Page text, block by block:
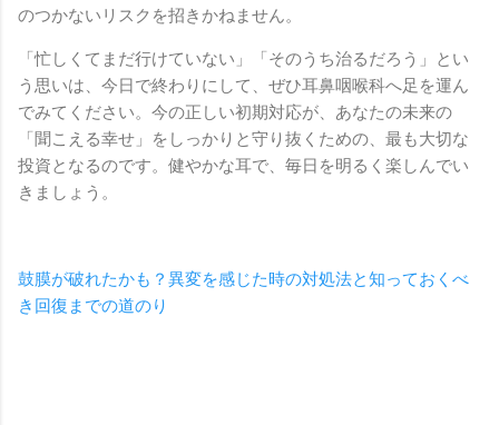
のつかないリスクを招きかねません。
「忙しくてまだ行けていない」「そのうち治るだろう」とい
う思いは、今日で終わりにして、ぜひ耳鼻咽喉科へ足を運ん
でみてください。今の正しい初期対応が、あなたの未来の
「聞こえる幸せ」をしっかりと守り抜くための、最も大切な
投資となるのです。健やかな耳で、毎日を明るく楽しんでい
きましょう。
鼓膜が破れたかも？異変を感じた時の対処法と知っておくべ
き回復までの道のり